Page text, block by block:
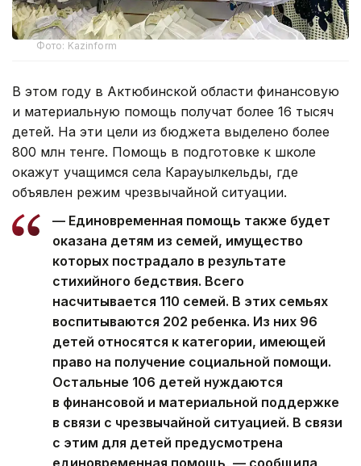
Фото: Kazinform
В этом году в Актюбинской области финансовую
и материальную помощь получат более 16 тысяч
детей. На эти цели из бюджета выделено более
800 млн тенге. Помощь в подготовке к школе
окажут учащимся села Карауылкельды, где
объявлен режим чрезвычайной ситуации.
— Единовременная помощь также будет
оказана детям из семей, имущество
которых пострадало в результате
стихийного бедствия. Всего
насчитывается 110 семей. В этих семьях
воспитываются 202 ребенка. Из них 96
детей относятся к категории, имеющей
право на получение социальной помощи.
Остальные 106 детей нуждаются
в финансовой и материальной поддержке
в связи с чрезвычайной ситуацией. В связи
с этим для детей предусмотрена